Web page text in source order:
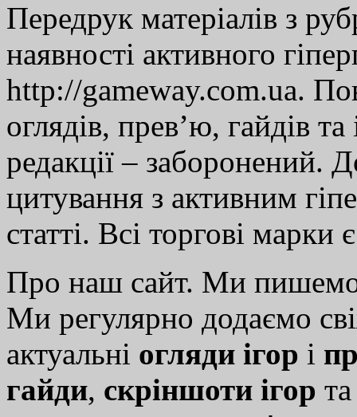
Передрук матеріалів з
наявності активного
http://gameway.com.ua.
оглядів, прев’ю, гайдів
редакції – заборонений.
цитування з активним
статті. Всі торгові марки
Про наш сайт. Ми
Ми регулярно додаємо
актуальні огляди ігор і
гайди, скріншоти ігор